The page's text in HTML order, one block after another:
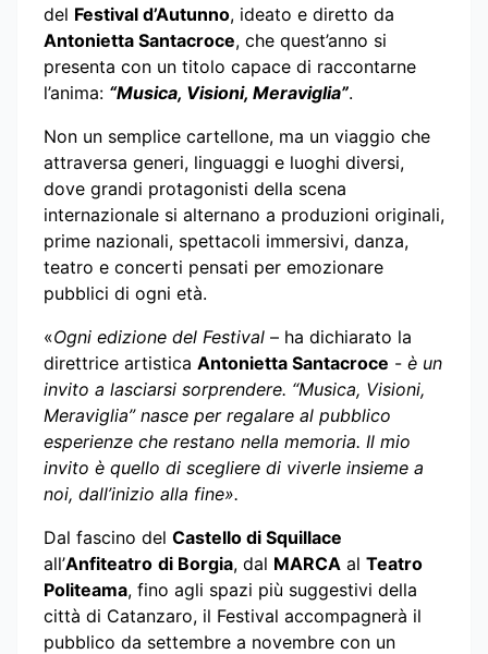
del Festival d’Autunno, ideato e diretto da
Antonietta Santacroce, che quest’anno si
presenta con un titolo capace di raccontarne
l’anima: “Musica, Visioni, Meraviglia”.
Non un semplice cartellone, ma un viaggio che
attraversa generi, linguaggi e luoghi diversi,
dove grandi protagonisti della scena
internazionale si alternano a produzioni originali,
prime nazionali, spettacoli immersivi, danza,
teatro e concerti pensati per emozionare
pubblici di ogni età.
«Ogni edizione del Festival – ha dichiarato la
direttrice artistica Antonietta Santacroce - è un
invito a lasciarsi sorprendere. “Musica, Visioni,
Meraviglia” nasce per regalare al pubblico
esperienze che restano nella memoria. Il mio
invito è quello di scegliere di viverle insieme a
noi, dall’inizio alla fine».
Dal fascino del Castello di Squillace
all’Anfiteatro di Borgia, dal MARCA al Teatro
Politeama, fino agli spazi più suggestivi della
città di Catanzaro, il Festival accompagnerà il
pubblico da settembre a novembre con un